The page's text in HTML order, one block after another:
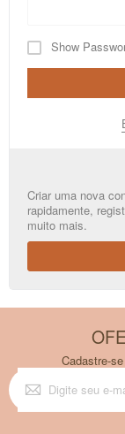
Show
Criar uma nova
rapidamente,
muito mais.
Cadastre-
Inscreva-
se
na